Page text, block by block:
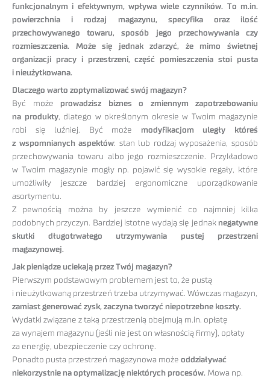
funkcjonalnym i efektywnym, wpływa wiele czynników. To m.in.
powierzchnia i rodzaj magazynu, specyfika oraz ilość
przechowywanego towaru, sposób jego przechowywania czy
rozmieszczenia. Może się jednak zdarzyć, że mimo świetnej
organizacji pracy i przestrzeni, część pomieszczenia stoi pusta
i nieużytkowana.
Dlaczego warto zoptymalizować swój magazyn?
Być może prowadzisz biznes o zmiennym zapotrzebowaniu
na produkty, dlatego w określonym okresie w Twoim magazynie
robi się luźniej. Być może modyfikacjom uległy któreś
z wspomnianych aspektów: stan lub rodzaj wyposażenia, sposób
przechowywania towaru albo jego rozmieszczenie. Przykładowo
w Twoim magazynie mogły np. pojawić się wysokie regały, które
umożliwiły jeszcze bardziej ergonomiczne uporządkowanie
asortymentu.
Z pewnością można by jeszcze wymienić co najmniej kilka
podobnych przyczyn. Bardziej istotne wydają się jednak negatywne
skutki długotrwałego utrzymywania pustej przestrzeni
magazynowej.
Jak pieniądze uciekają przez Twój magazyn?
Pierwszym podstawowym problemem jest to, że pustą
i nieużytkowaną przestrzeń trzeba utrzymywać. Wówczas magazyn,
zamiast generować zysk, zaczyna tworzyć niepotrzebne koszty.
Wydatki związane z taką przestrzenią obejmują m.in. opłatę
za wynajem magazynu (jeśli nie jest on własnością firmy), opłaty
za energię, ubezpieczenie czy ochronę.
Ponadto pusta przestrzeń magazynowa może oddziaływać
niekorzystnie na optymalizację niektórych procesów. Mowa np.